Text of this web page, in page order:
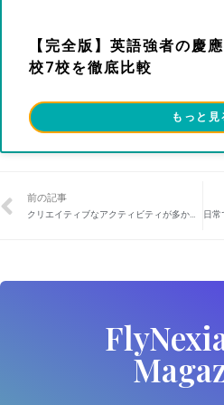
【完全版】英語強者の慶
校7校を徹底比較
もっと見
前の記事
クリエイティブなアクティビティが多かった11月